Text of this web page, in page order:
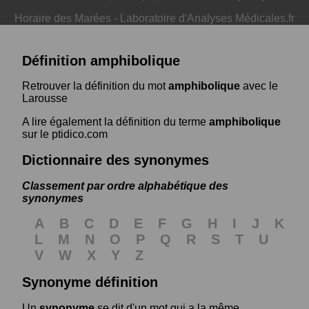
Horaire des Marées - Laboratoire d'Analyses Médicales.fr
Définition amphibolique
Retrouver la définition du motamphibolique avec le
Larousse
A lire également la définition du terme amphibolique
sur le ptidico.com
Dictionnaire des synonymes
Classement par ordre alphabétique des
synonymes
A B C D E F G H I J
K
L
M N O P Q R S T
U
V
W X Y
Z
Synonyme définition